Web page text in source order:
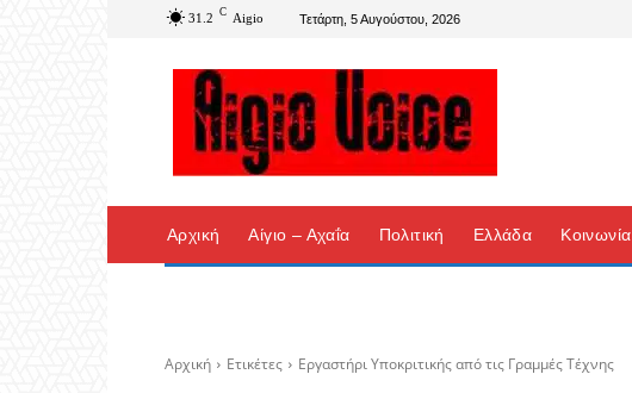
31.2 C Aigio Τετάρτη, 5 Αυγούστου, 2026
Αρχική Αίγιο – Αχαΐα Πολιτική Ελλάδα Κοινωνία
Αρχική Ετικέτες Εργαστήρι Υποκριτικής από τις Γραμμές Τέχνης